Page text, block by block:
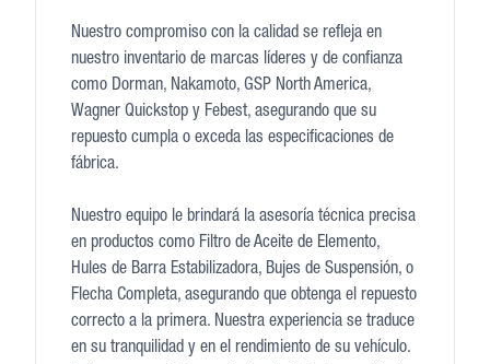
Nuestro compromiso con la calidad se refleja en
nuestro inventario de marcas líderes y de confianza
como Dorman, Nakamoto, GSP North America,
Wagner Quickstop y Febest, asegurando que su
repuesto cumpla o exceda las especificaciones de
fábrica.
Nuestro equipo le brindará la asesoría técnica precisa
en productos como Filtro de Aceite de Elemento,
Hules de Barra Estabilizadora, Bujes de Suspensión, o
Flecha Completa, asegurando que obtenga el repuesto
correcto a la primera. Nuestra experiencia se traduce
en su tranquilidad y en el rendimiento de su vehículo.